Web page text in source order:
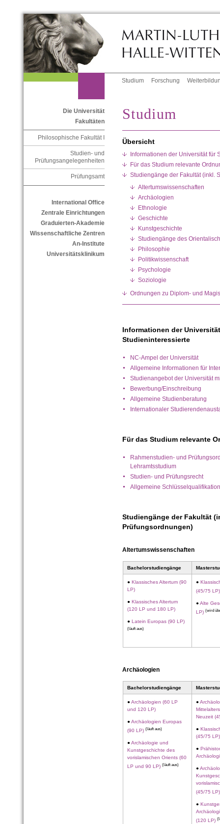
Studium Forschung
Die Universität
Fakultäten
Philosophische Fakultät I
Studien- und
Prüfungsangelegenheiten
Prüfungsamt
International Office
Zentrale Einrichtungen
Graduierten-Akademie
Wissenschaftliche Zentren
An-Institute
Universitätsklinikum
Studium
Übersicht
Informationen der Universität für
Für das Studium relevante
Studiengänge der Fakultät (inkl.
Altertumswissenschaften
Archäologien
Ethnologie
Geschichte
Kunstgeschichte
Studiengänge des
Philosophie
Politikwissenschaft
Psychologie
Soziologie
Ordnungen zu Diplom- und
Informationen der
Studieninteressierte
NC-Ampel der Universität
Allgemeine Informationen für
Studienangebot der Universität
Bewerbung/Einschreibung
Allgemeine Studienberatung
Internationaler
Für das Studium relevante
Rahmenstudien- und
Lehramtsstudium
Studien- und Prüfungsrecht
Allgemeine
Studiengänge der Fakultät
Prüfungsordnungen)
Altertumswissenschaften
Bachelorstudiengänge
●Klassisches Altertum (90
LP)
●Klassisches Altertum
(120 LP und 180 LP)
●Latein Europas (90 LP)
(läuft aus)
●
(45/75 LP)
●Alte
LP) (wird
Archäologien
Bachelorstudiengänge
●Archäologien (60 LP
und 120 LP)
●Archäologien Europas
(90 LP) (läuft aus)
●Archäologie und
Kunstgeschichte des
vorislamischen Orients (60
LP und 90 LP) (läuft aus)
●
Neuzeit
●
(45/75 LP)
●
●
(45/75
●
(120 LP)